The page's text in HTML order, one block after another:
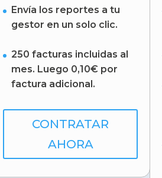
Envía los reportes a tu
gestor en un solo clic.
250 facturas incluidas al
mes. Luego 0,10€ por
factura adicional.
CONTRATAR
AHORA